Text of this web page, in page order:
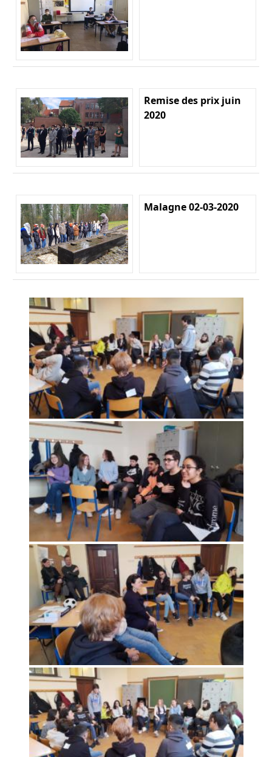
Remise des prix juin
2020
Malagne 02-03-2020